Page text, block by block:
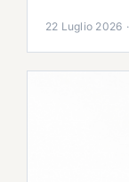
22 Luglio 2026 ·